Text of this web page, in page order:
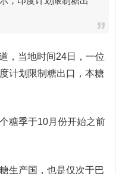
当地时间24日，一位
计划限制糖出口，本糖
季于10月份开始之前
产国，也是仅次于巴